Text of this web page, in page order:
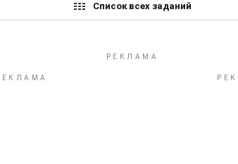
Список всех заданий